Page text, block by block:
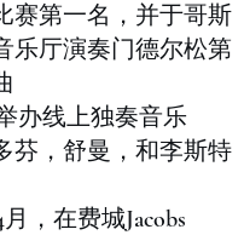
赛第一名，并于哥斯
乐厅演奏门德尔松第
办线上独奏音乐
芬，舒曼，和李斯特
，在费城Jacobs